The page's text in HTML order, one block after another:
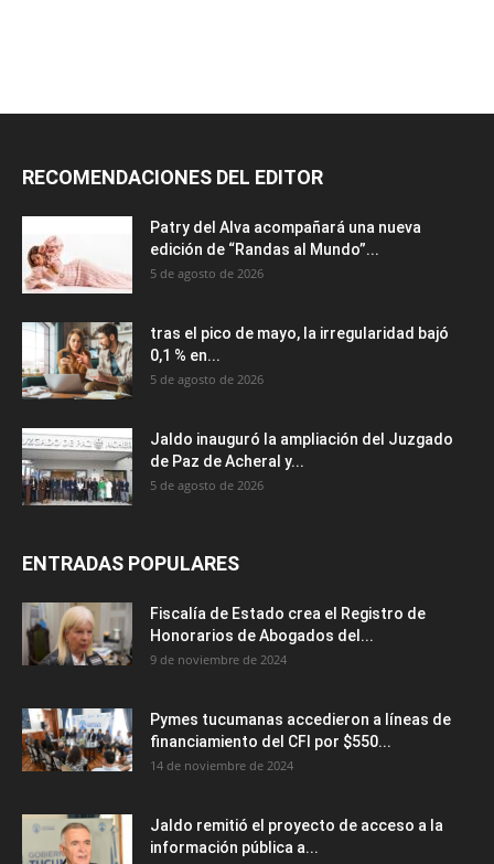
RECOMENDACIONES DEL EDITOR
Patry del Alva acompañará una nueva
edición de “Randas al Mundo”...
5 de agosto de 2026
tras el pico de mayo, la irregularidad bajó
0,1 % en...
5 de agosto de 2026
Jaldo inauguró la ampliación del Juzgado
de Paz de Acheral y...
5 de agosto de 2026
ENTRADAS POPULARES
Fiscalía de Estado crea el Registro de
Honorarios de Abogados del...
9 de noviembre de 2024
Pymes tucumanas accedieron a líneas de
financiamiento del CFI por $550...
14 de noviembre de 2024
Jaldo remitió el proyecto de acceso a la
información pública a...